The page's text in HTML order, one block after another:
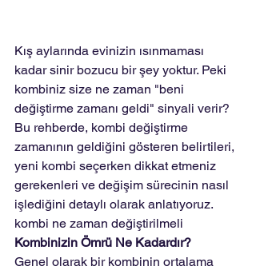
Kış aylarında evinizin ısınmaması
kadar sinir bozucu bir şey yoktur. Peki
kombiniz size ne zaman "beni
değiştirme zamanı geldi" sinyali verir?
Bu rehberde, kombi değiştirme
zamanının geldiğini gösteren belirtileri,
yeni kombi seçerken dikkat etmeniz
gerekenleri ve değişim sürecinin nasıl
işlediğini detaylı olarak anlatıyoruz.
kombi ne zaman değiştirilmeli
Kombinizin Ömrü Ne Kadardır?
Genel olarak bir kombinin ortalama